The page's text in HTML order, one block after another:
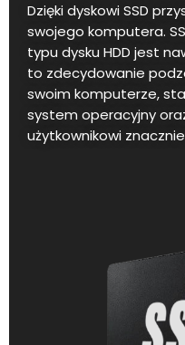
Dzięki dyskowi SSD
swojego komputera.
typu dysku HDD jest
to zdecydowanie
swoim komputerze,
system operacyjny
użytkownikowi